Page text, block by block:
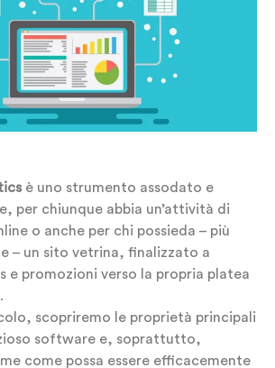
è uno strumento assodato e
per chiunque abbia un’attività di
o anche per chi possieda – più
– un sito vetrina, finalizzato a
e promozioni verso la propria platea
scopriremo le proprietà principali
software e, soprattutto,
come possa essere efficacemente